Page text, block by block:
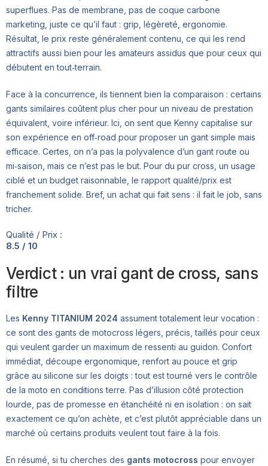
superflues. Pas de membrane, pas de coque carbone
marketing, juste ce qu’il faut : grip, légèreté, ergonomie.
Résultat, le prix reste généralement contenu, ce qui les rend
attractifs aussi bien pour les amateurs assidus que pour ceux qui
débutent en tout‑terrain.
Face à la concurrence, ils tiennent bien la comparaison : certains
gants similaires coûtent plus cher pour un niveau de prestation
équivalent, voire inférieur. Ici, on sent que Kenny capitalise sur
son expérience en off‑road pour proposer un gant simple mais
efficace. Certes, on n’a pas la polyvalence d’un gant route ou
mi‑saison, mais ce n’est pas le but. Pour du pur cross, un usage
ciblé et un budget raisonnable, le rapport qualité/prix est
franchement solide. Bref, un achat qui fait sens : il fait le job, sans
tricher.
Qualité / Prix :
8.5 / 10
Verdict : un vrai gant de cross, sans
filtre
Les Kenny TITANIUM 2024 assument totalement leur vocation :
ce sont des gants de motocross légers, précis, taillés pour ceux
qui veulent garder un maximum de ressenti au guidon. Confort
immédiat, découpe ergonomique, renfort au pouce et grip
grâce au silicone sur les doigts : tout est tourné vers le contrôle
de la moto en conditions terre. Pas d’illusion côté protection
lourde, pas de promesse en étanchéité ni en isolation : on sait
exactement ce qu’on achète, et c’est plutôt appréciable dans un
marché où certains produits veulent tout faire à la fois.
En résumé, si tu cherches des gants motocross pour envoyer